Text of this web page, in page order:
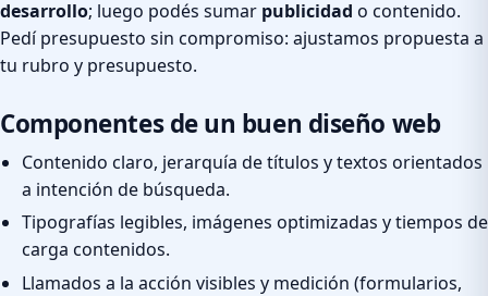
desarrollo; luego podés sumar publicidad o contenido.
Pedí presupuesto sin compromiso: ajustamos propuesta a
tu rubro y presupuesto.
Componentes de un buen diseño web
Contenido claro, jerarquía de títulos y textos orientados
a intención de búsqueda.
Tipografías legibles, imágenes optimizadas y tiempos de
carga contenidos.
Llamados a la acción visibles y medición (formularios,